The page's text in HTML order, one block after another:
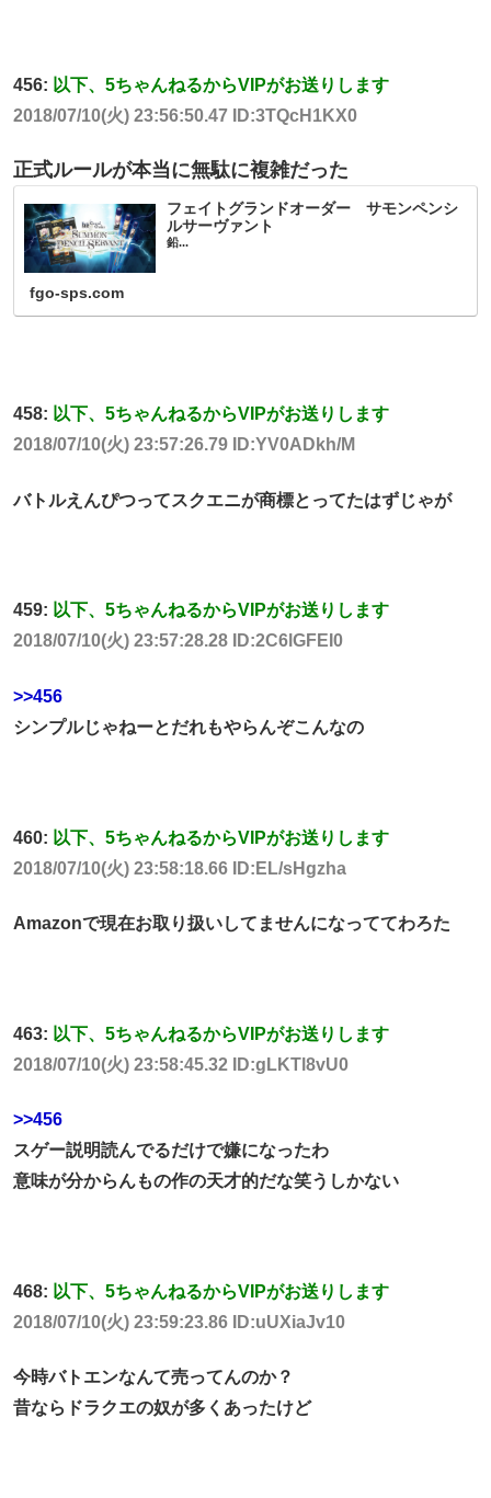
456: 以下、5ちゃんねるからVIPがお送りします
2018/07/10(火) 23:56:50.47 ID:3TQcH1KX0
正式ルールが本当に無駄に複雑だった
フェイトグランドオーダー サモンペンシ
ルサーヴァント
鉛...
fgo-sps.com
458: 以下、5ちゃんねるからVIPがお送りします
2018/07/10(火) 23:57:26.79 ID:YV0ADkh/M
バトルえんぴつってスクエニが商標とってたはずじゃが
459: 以下、5ちゃんねるからVIPがお送りします
2018/07/10(火) 23:57:28.28 ID:2C6lGFEI0
>>456
シンプルじゃねーとだれもやらんぞこんなの
460: 以下、5ちゃんねるからVIPがお送りします
2018/07/10(火) 23:58:18.66 ID:EL/sHgzha
Amazonで現在お取り扱いしてませんになっててわろた
463: 以下、5ちゃんねるからVIPがお送りします
2018/07/10(火) 23:58:45.32 ID:gLKTl8vU0
>>456
スゲー説明読んでるだけで嫌になったわ
意味が分からんもの作の天才的だな笑うしかない
468: 以下、5ちゃんねるからVIPがお送りします
2018/07/10(火) 23:59:23.86 ID:uUXiaJv10
今時バトエンなんて売ってんのか？
昔ならドラクエの奴が多くあったけど